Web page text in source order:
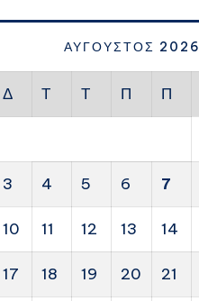
ΑΎΓΟΥΣΤΟΣ 2026
Δ Τ Τ Π Π
3 4 5 6 7
10 11 12 13 14
17 18 19 20 21